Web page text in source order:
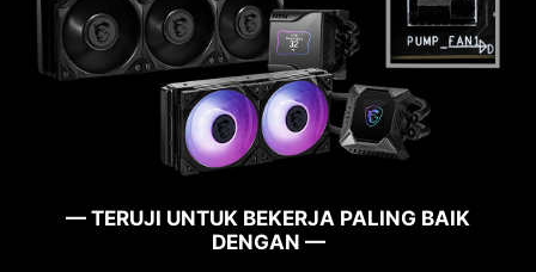
— TERUJI UNTUK BEKERJA PALING BAIK
DENGAN —
OVERCLOCK DALAM 1 DETIK!